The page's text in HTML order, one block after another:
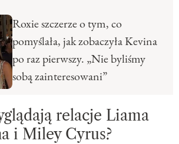
Roxie szczerze o tym, co
pomyślała, jak zobaczyła Kevina
po raz pierwszy. „Nie byliśmy
sobą zainteresowani”
relacje Liama
i Miley Cyrus?